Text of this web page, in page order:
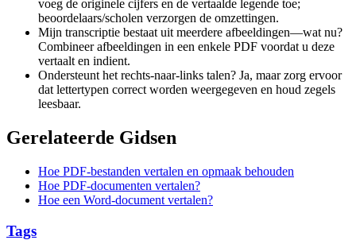
voeg de originele cijfers en de vertaalde legende toe;
beoordelaars/scholen verzorgen de omzettingen.
Mijn transcriptie bestaat uit meerdere afbeeldingen—wat nu?
Combineer afbeeldingen in een enkele PDF voordat u deze
vertaalt en indient.
Ondersteunt het rechts-naar-links talen? Ja, maar zorg ervoor
dat lettertypen correct worden weergegeven en houd zegels
leesbaar.
Gerelateerde Gidsen
Hoe PDF-bestanden vertalen en opmaak behouden
Hoe PDF-documenten vertalen?
Hoe een Word-document vertalen?
Tags